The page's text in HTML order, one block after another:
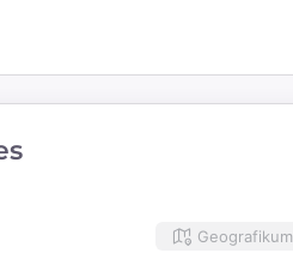
Geografikum